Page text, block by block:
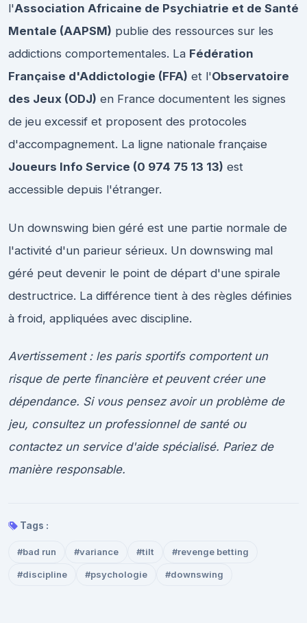
l'Association Africaine de Psychiatrie et de Santé
Mentale (AAPSM) publie des ressources sur les
addictions comportementales. La Fédération
Française d'Addictologie (FFA) et l'Observatoire
des Jeux (ODJ) en France documentent les signes
de jeu excessif et proposent des protocoles
d'accompagnement. La ligne nationale française
Joueurs Info Service (0 974 75 13 13) est
accessible depuis l'étranger.
Un downswing bien géré est une partie normale de
l'activité d'un parieur sérieux. Un downswing mal
géré peut devenir le point de départ d'une spirale
destructrice. La différence tient à des règles définies
à froid, appliquées avec discipline.
Avertissement : les paris sportifs comportent un
risque de perte financière et peuvent créer une
dépendance. Si vous pensez avoir un problème de
jeu, consultez un professionnel de santé ou
contactez un service d'aide spécialisé. Pariez de
manière responsable.
Tags :
#bad run #variance #tilt #revenge betting
#discipline #psychologie #downswing